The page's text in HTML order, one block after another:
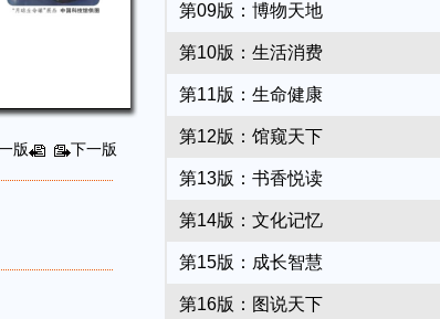
版 下一版
第09版：博物天地
第10版：生活消费
第11版：生命健康
第12版：馆窥天下
第13版：书香悦读
第14版：文化记忆
第15版：成长智慧
第16版：图说天下